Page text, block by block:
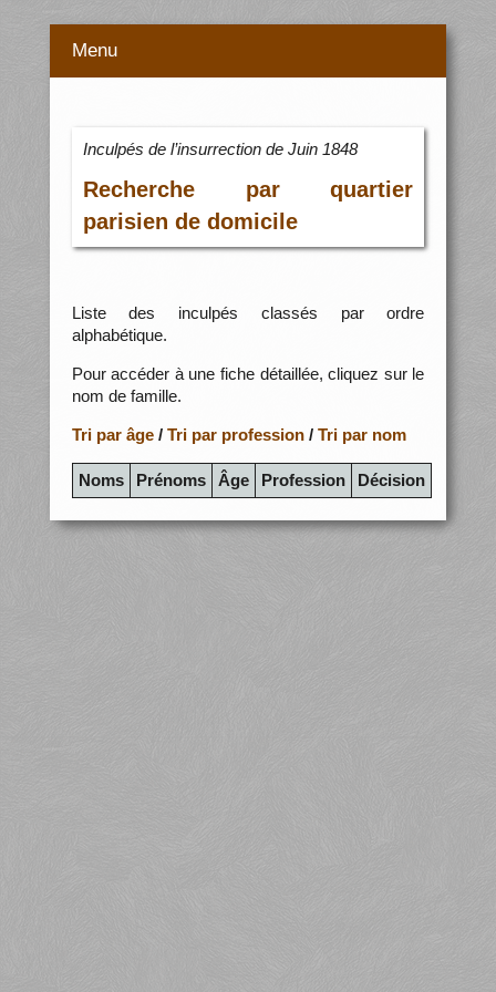
Menu
Inculpés de l’insurrection de Juin 1848
Recherche par quartier
parisien de domicile
Liste des inculpés classés par ordre
alphabétique.
Pour accéder à une fiche détaillée, cliquez sur le
nom de famille.
Tri par âge/ Tri par profession/ Tri par nom
Noms Prénoms Âge Profession Décision